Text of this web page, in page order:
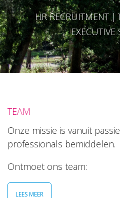
HR RECRUITMENT
EXECUTIVE
TEAM
Onze missie is vanuit
professionals bemiddelen.
Ontmoet ons team:
LEES MEER